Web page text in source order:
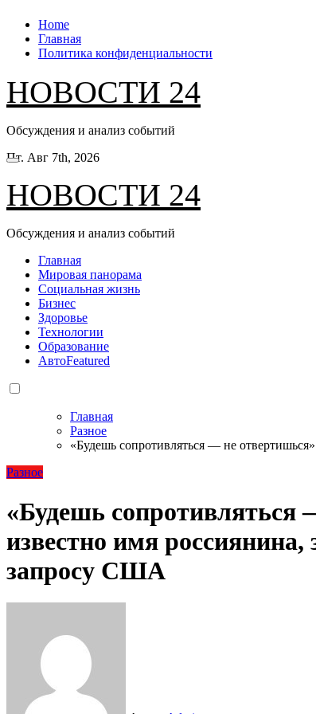
Перейти
содержанию
Home
Главная
Политика конфиденциальности
НОВОСТИ 24
Обсуждения и анализ событий
Пт. Авг 7th, 2026
НОВОСТИ 24
Обсуждения и анализ событий
Главная
Мировая панорама
Социальная жизнь
Бизнес
Здоровье
Технологии
Образование
АвтоFeatured
Главная
Разное
«Будешь сопротивляться — не
Разное
«Будешь сопротивляться
известно имя
запросу США